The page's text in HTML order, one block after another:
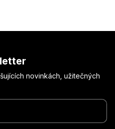
novinkách, užitečných